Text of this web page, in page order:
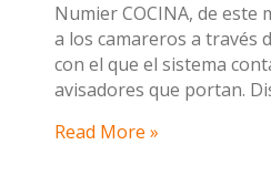
Numier COCINA, de este
a los camareros a través
con el que el sistema
avisadores que portan.
Read More »